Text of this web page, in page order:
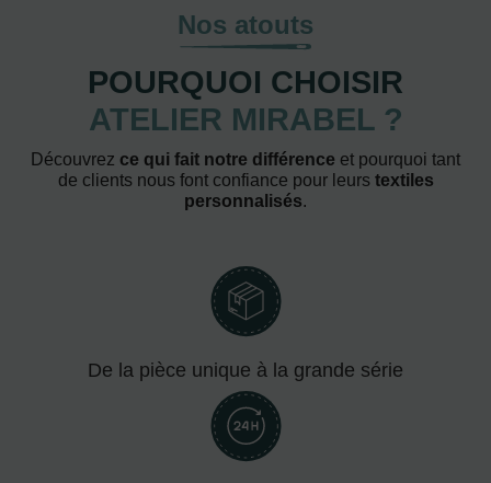
Nos atouts
POURQUOI CHOISIR
ATELIER MIRABEL ?
Découvrez ce qui fait notre différence et pourquoi tant
de clients nous font confiance pour leurs textiles
personnalisés.
De la pièce unique à la grande série